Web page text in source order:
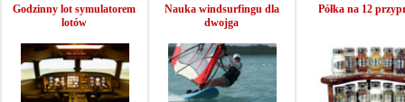
Godzinny lot symulatorem
lotów
Nauka windsurfingu dla
dwojga
Półka na 12